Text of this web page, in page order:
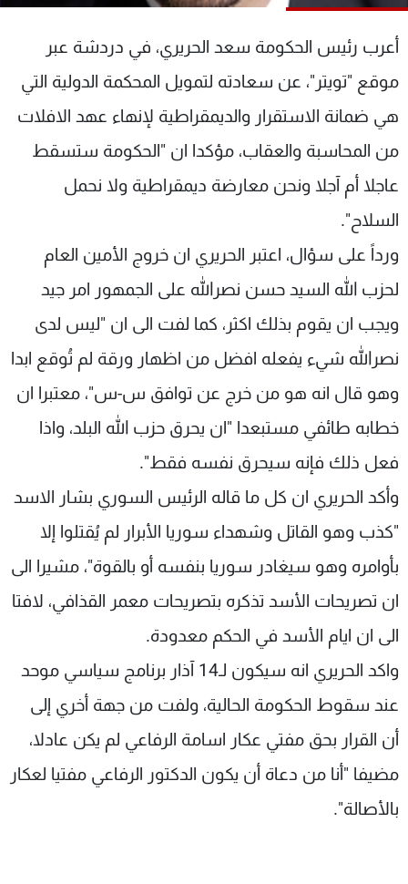
أعرب رئيس الحكومة سعد الحريري، في دردشة عبر
موقع "تويتر"، عن سعادته لتمويل المحكمة الدولية التي
هي ضمانة الاستقرار والديمقراطية لإنهاء عهد الافلات
من المحاسبة والعقاب، مؤكدا ان "الحكومة ستسقط
عاجلا أم آجلا ونحن معارضة ديمقراطية ولا نحمل
السلاح".
ورداً على سؤال، اعتبر الحريري ان خروج الأمين العام
لحزب الله السيد حسن نصرالله على الجمهور امر جيد
ويجب ان يقوم بذلك اكثر، كما لفت الى ان "ليس لدى
نصرالله شيء يفعله افضل من اظهار ورقة لم تُوقع ابدا
وهو قال انه هو من خرج عن توافق س-س"، معتبرا ان
خطابه طائفي مستبعدا "ان يحرق حزب الله البلد، واذا
فعل ذلك فإنه سيحرق نفسه فقط".
وأكد الحريري ان كل ما قاله الرئيس السوري بشار الاسد
"كذب وهو القاتل وشهداء سوريا الأبرار لم يُقتلوا إلا
بأوامره وهو سيغادر سوريا بنفسه أو بالقوة"، مشيرا الى
ان تصريحات الأسد تذكره بتصريحات معمر القذافي، لافتا
الى ان ايام الأسد في الحكم معدودة.
واكد الحريري انه سيكون لـ14 آذار برنامج سياسي موحد
عند سقوط الحكومة الحالية، ولفت من جهة أخري إلى
أن القرار بحق مفتي عكار اسامة الرفاعي لم يكن عادلا،
مضيفا "أنا من دعاة أن يكون الدكتور الرفاعي مفتيا لعكار
بالأصالة".
الترددات
الإنـتـاج
لاعلاناتكم
تواصل معنا
شروط الإسـتخدام
سياسة الخصوصية